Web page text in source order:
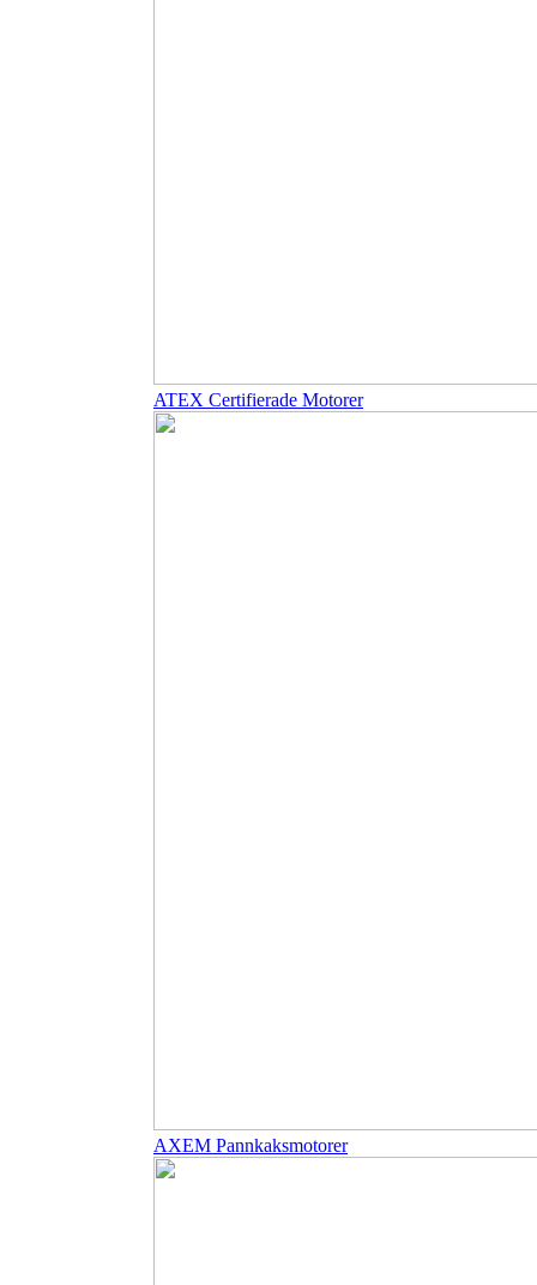
ATEX Certifierade Motorer
AXEM Pannkaksmotorer